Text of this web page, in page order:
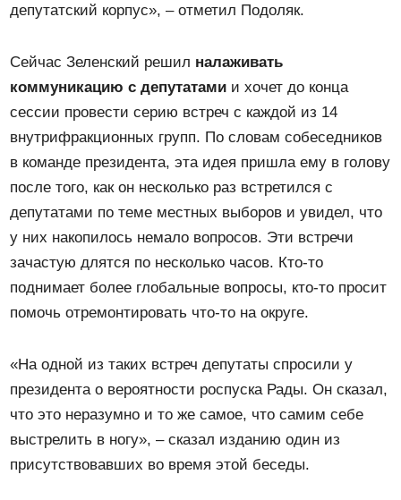
депутатский корпус», – отметил Подоляк.
Сейчас Зеленский решил налаживать
коммуникацию с депутатами и хочет до конца
сессии провести серию встреч с каждой из 14
внутрифракционных групп. По словам собеседников
в команде президента, эта идея пришла ему в голову
после того, как он несколько раз встретился с
депутатами по теме местных выборов и увидел, что
у них накопилось немало вопросов. Эти встречи
зачастую длятся по несколько часов. Кто-то
поднимает более глобальные вопросы, кто-то просит
помочь отремонтировать что-то на округе.
«На одной из таких встреч депутаты спросили у
президента о вероятности роспуска Рады. Он сказал,
что это неразумно и то же самое, что самим себе
выстрелить в ногу», – сказал изданию один из
присутствовавших во время этой беседы.